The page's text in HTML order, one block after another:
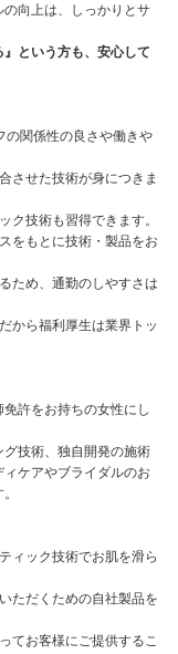
向上は、しっかりとサ
』という方も、安心して
の関係性の良さや働きや
させた技術が身につきま
ク技術も習得できます。
をもとに技術・製品をお
ため、通勤のしやすさは
から福利厚生は業界トッ
許をお持ちの女性にし
技術、独自開発の施術
ケアやブライダルのお
ィック技術でお肌を滑ら
ただくための自社製品を
てお客様にご提供するこ